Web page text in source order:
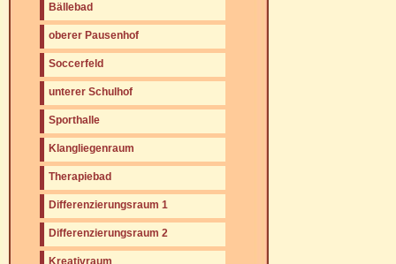
Bällebad
oberer Pausenhof
Soccerfeld
unterer Schulhof
Sporthalle
Klangliegenraum
Therapiebad
Differenzierungsraum 1
Differenzierungsraum 2
Kreativraum